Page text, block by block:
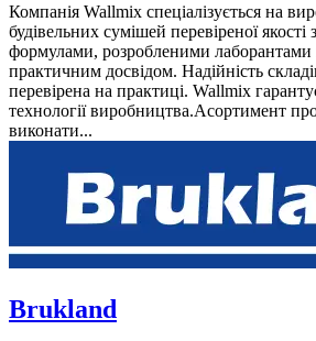
Компанія Wallmix спеціалізується на
будівельних сумішей перевіреної
формулами, розробленими лаборантами
практичним досвідом. Надійність
перевірена на практиці. Wallmix
технології виробництва.Асортимент
виконати...
Brukland